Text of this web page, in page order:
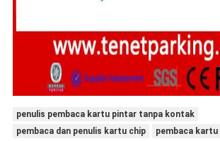
penulis pembaca kartu pintar tanpa kontak
pembaca dan penulis kartu chip
pembaca kartu